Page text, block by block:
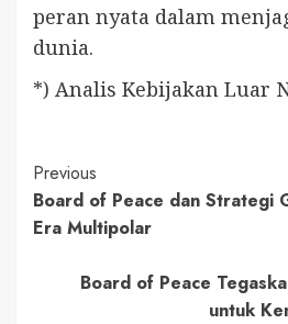
peran nyata dalam
dunia.
*) Analis Kebijakan Luar
Continue
Reading
Previous
Board of Peace dan Strategi
Era Multipolar
Board of Peace
untuk